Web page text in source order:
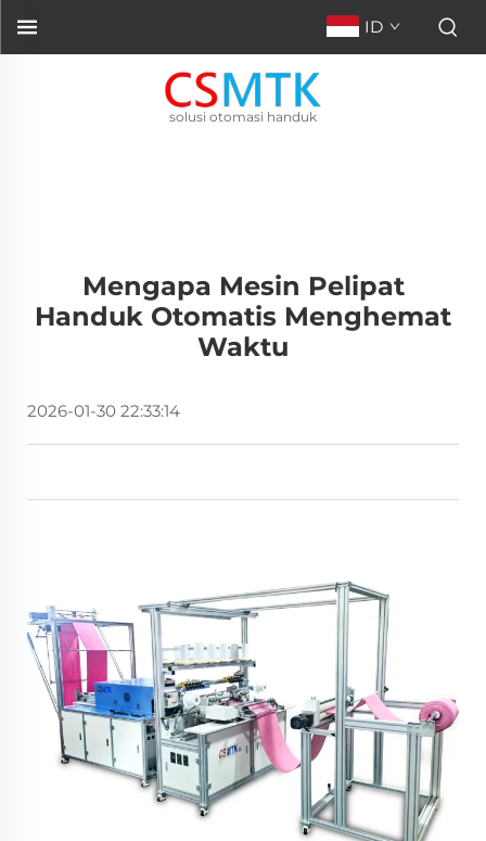
ID
solusi otomasi handuk
Mengapa Mesin Pelipat
Handuk Otomatis Menghemat
Waktu
2026-01-30 22:33:14